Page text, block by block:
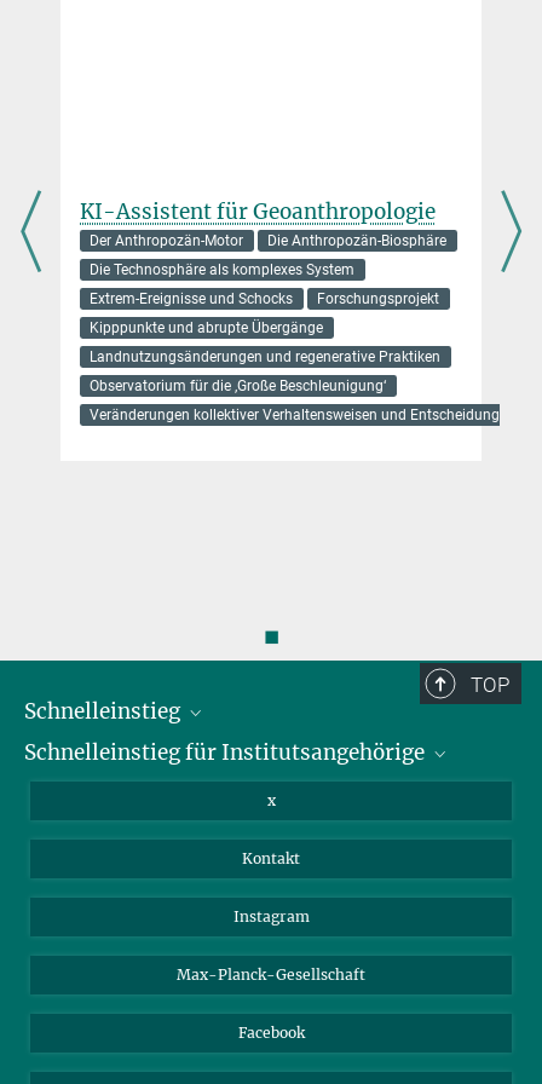
Claudia Zancan
zancan@...
claudia.zancan@...
KI-Assistent für Geoanthropologie
Der Anthropozän-Motor
Die Anthropozän-Biosphäre
Die Technosphäre als komplexes System
Extrem-Ereignisse und Schocks
Forschungsprojekt
Kipppunkte und abrupte Übergänge
Landnutzungsänderungen und regenerative Praktiken
Observatorium für die ‚Große Beschleunigung‘
Veränderungen kollektiver Verhaltensweisen und Entscheidungen
◼
TOP
Schnelleinstieg
Bibliothek
Schnelleinstieg für Institutsangehörige
Nextcloud
x
Kontakt
Instagram
Max-Planck-Gesellschaft
Facebook